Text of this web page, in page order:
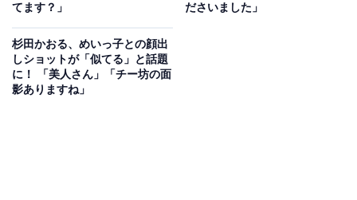
てます？」
ださいました」
杉田かおる、めいっ子との顔出
しショットが「似てる」と話題
に！ 「美人さん」「チー坊の面
影ありますね」